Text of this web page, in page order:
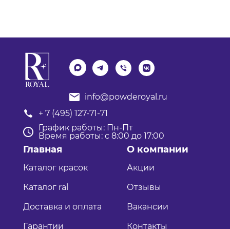
info@powderoyal.ru
+ 7 (495) 127-71-71
График работы: Пн-Пт
Время работы: с 8:00 до 17:00
Главная
Каталог красок
Каталог ral
Доставка и оплата
Гарантии
О компании
Акции
Отзывы
Вакансии
Контакты